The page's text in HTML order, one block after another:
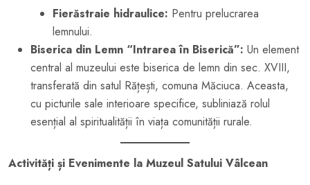
Fierăstraie hidraulice: Pentru prelucrarea
lemnului.
Biserica din Lemn “Intrarea în Biserică”: Un element
central al muzeului este biserica de lemn din sec. XVIII,
transferată din satul Rățești, comuna Măciuca. Aceasta,
cu picturile sale interioare specifice, subliniază rolul
esențial al spiritualității în viața comunității rurale.
Activități și Evenimente la Muzeul Satului Vâlcean